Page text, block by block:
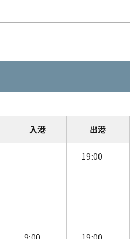
入港 出港
19:00